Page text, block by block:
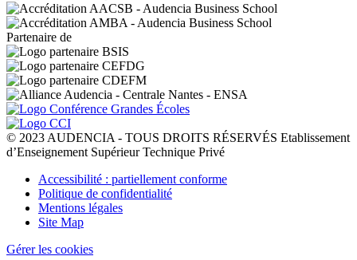
Partenaire de
© 2023 AUDENCIA - TOUS DROITS RÉSERVÉS Etablissement
d’Enseignement Supérieur Technique Privé
Pied
page
Accessibilité : partiellement conforme
Politique de confidentialité
Mentions légales
Site Map
Gérer les cookies